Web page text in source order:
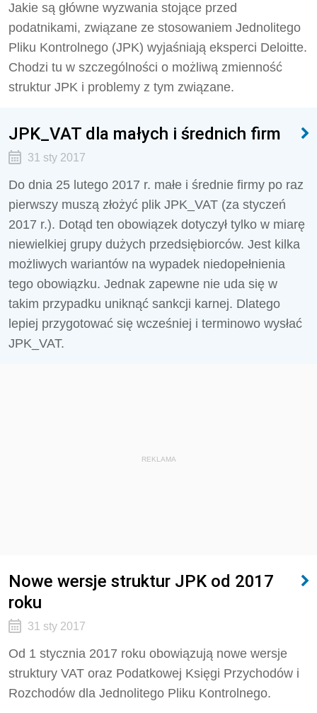
Jakie są główne wyzwania stojące przed
podatnikami, związane ze stosowaniem Jednolitego
Pliku Kontrolnego (JPK) wyjaśniają eksperci Deloitte.
Chodzi tu w szczególności o możliwą zmienność
struktur JPK i problemy z tym związane.
JPK_VAT dla małych i średnich firm
31 sty 2017
Do dnia 25 lutego 2017 r. małe i średnie firmy po raz
pierwszy muszą złożyć plik JPK_VAT (za styczeń
2017 r.). Dotąd ten obowiązek dotyczył tylko w miarę
niewielkiej grupy dużych przedsiębiorców. Jest kilka
możliwych wariantów na wypadek niedopełnienia
tego obowiązku. Jednak zapewne nie uda się w
takim przypadku uniknąć sankcji karnej. Dlatego
lepiej przygotować się wcześniej i terminowo wysłać
JPK_VAT.
REKLAMA
Nowe wersje struktur JPK od 2017
roku
31 sty 2017
Od 1 stycznia 2017 roku obowiązują nowe wersje
struktury VAT oraz Podatkowej Księgi Przychodów i
Rozchodów dla Jednolitego Pliku Kontrolnego.